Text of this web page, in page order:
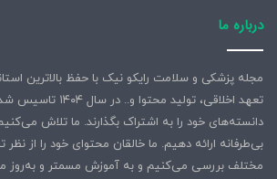
درباره ما
مجله پزشکی و سلامت رایکو نیک با حفظ بالاترین
تعهد اخلاقی، تولید
دانسته‌های خود را به اشتراک بگذارند. ما تلاش
بی‌طرفانه ارائه دهیم. ما خالقان محتوای خود را از
مختلف بررسی می‌کنیم و به آموزش مسمتر و به‌روز